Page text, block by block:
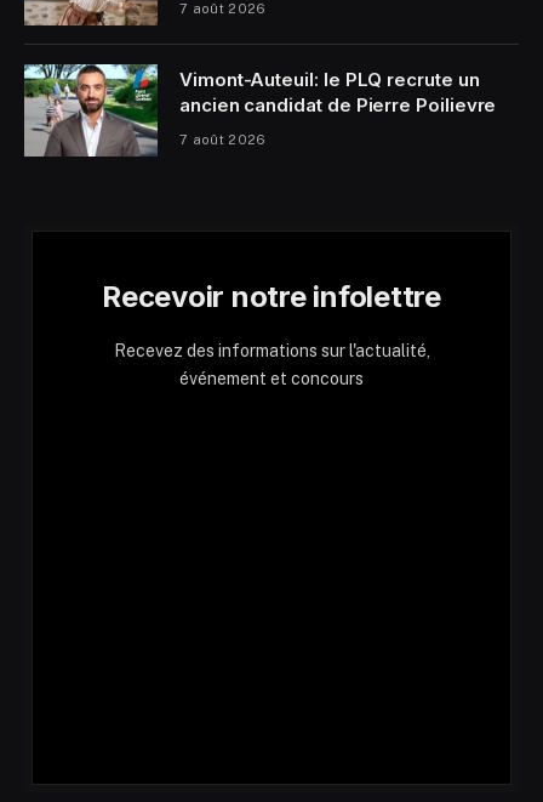
7 août 2026
Vimont-Auteuil: le PLQ recrute un
ancien candidat de Pierre Poilievre
7 août 2026
Recevoir notre infolettre
Recevez des informations sur l'actualité,
événement et concours